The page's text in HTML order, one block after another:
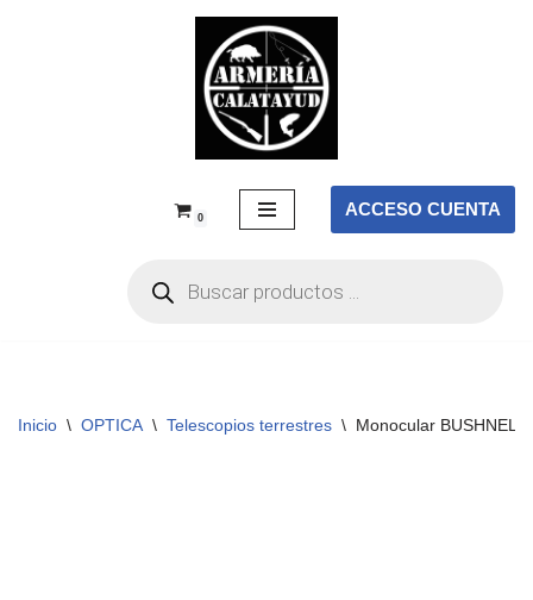
0 ACCESO CUENTA
Inicio \ OPTICA \ Telescopios terrestres \ Monocular